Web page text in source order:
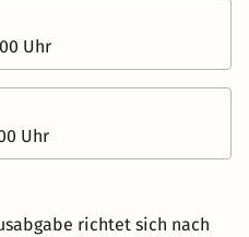
Uhr
Uhr
richtet sich nach